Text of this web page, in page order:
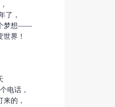
了，
梦想——
世界！
电话，
来的，